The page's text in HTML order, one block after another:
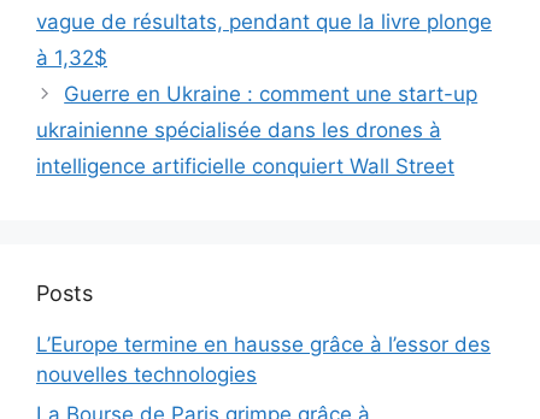
vague de résultats, pendant que la livre plonge
à 1,32$
Guerre en Ukraine : comment une start-up
ukrainienne spécialisée dans les drones à
intelligence artificielle conquiert Wall Street
Posts
L’Europe termine en hausse grâce à l’essor des
nouvelles technologies